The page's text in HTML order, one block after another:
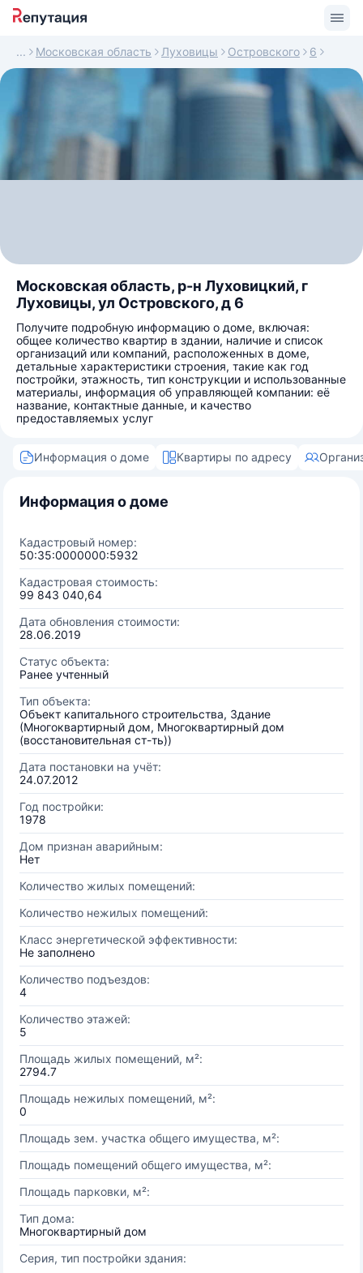
Московская область Луховицы Островского 6
Московская область, р-н Луховицкий, г
Луховицы, ул Островского, д 6
Получите подробную информацию о доме, включая:
общее количество квартир в здании, наличие и список
организаций или компаний, расположенных в доме,
детальные характеристики строения, такие как год
постройки, этажность, тип конструкции и использованные
материалы, информация об управляющей компании: её
название, контактные данные, и качество
предоставляемых услуг
Информация о доме Квартиры по адресу
Информация о доме
Кадастровый номер:
50:35:0000000:5932
Кадастровая стоимость:
99 843 040,64
Дата обновления стоимости:
28.06.2019
Статус объекта:
Ранее учтенный
Тип объекта:
Объект капитального строительства, Здание
(Многоквартирный дом, Многоквартирный дом
(восстановительная ст-ть))
Дата постановки на учёт:
24.07.2012
Год постройки:
1978
Дом признан аварийным:
Нет
Количество жилых помещений:
Количество нежилых помещений:
Класс энергетической эффективности:
Не заполнено
Количество подъездов:
4
Количество этажей:
5
Площадь жилых помещений, м²:
2794.7
Площадь нежилых помещений, м²:
0
Площадь зем. участка общего имущества, м²:
Площадь помещений общего имущества, м²:
Площадь парковки, м²:
Тип дома:
Многоквартирный дом
Серия, тип постройки здания: